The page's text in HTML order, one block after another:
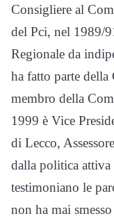
Consigliere al
del Pci, nel 1989/
Regionale da
ha fatto parte della
membro della
1999 è Vice
di Lecco,
dalla politica attiva
testimoniano le
non ha mai